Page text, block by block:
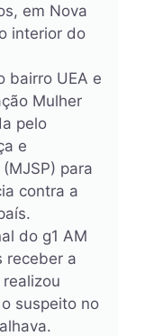
em Nova
interior do
bairro UEA e
Mulher
pelo
e
para
contra a
do g1 AM
receber a
suspeito no